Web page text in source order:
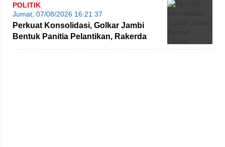
POLITIK
Jumat, 07/08/2026 16:21:37
Perkuat Konsolidasi, Golkar Jambi
Bentuk Panitia Pelantikan, Rakerda
hingga Bimtek